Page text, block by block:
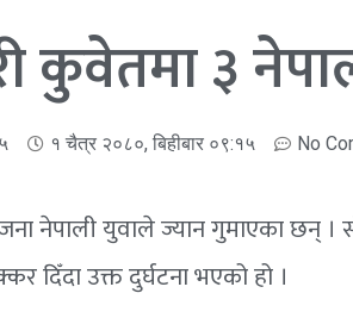
कुवेतमा ३
१ चैत्र २०८०, बिहीबार ०९:१५ No
नेपाली युवाले ज्यान गुमाएका छन् ।
दिँदा उक्त दुर्घटना भएको हो ।